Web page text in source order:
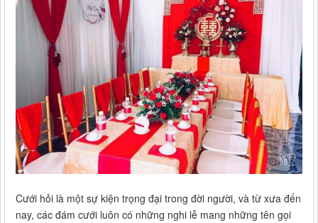
Cưới hỏi là một sự kiện trọng đại trong đời người, và từ xưa đến
nay, các đám cưới luôn có những nghi lễ mang những tên gọi